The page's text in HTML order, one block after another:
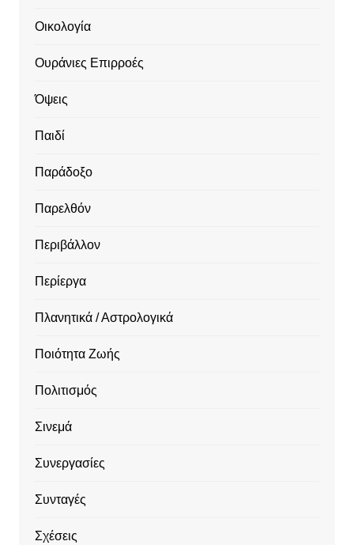
Οικολογία
Ουράνιες Επιρροές
Όψεις
Παιδί
Παράδοξο
Παρελθόν
Περιβάλλον
Περίεργα
Πλανητικά / Αστρολογικά
Ποιότητα Ζωής
Πολιτισμός
Σινεμά
Συνεργασίες
Συνταγές
Σχέσεις